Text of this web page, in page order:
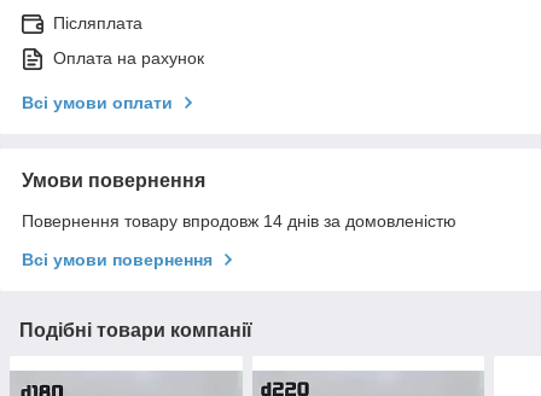
Післяплата
Оплата на рахунок
Всі умови оплати
Умови повернення
Повернення товару впродовж 14 днів за домовленістю
Всі умови повернення
Подібні товари компанії